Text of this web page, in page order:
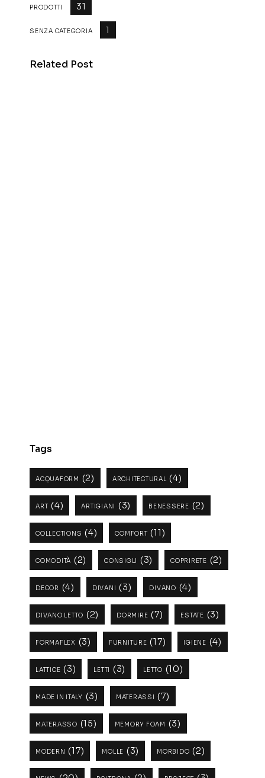
PRODOTTI 31
SENZA CATEGORIA 1
Related Post
Tags
ACQUAFORM (2) ARCHITECTURAL (4)
ART(4) ARTIGIANI (3) BENESSERE (2)
COLLECTIONS (4) COMFORT(11)
COMODITÀ (2) CONSIGLI (3) COPRIRETE (2)
DECOR (4) DIVANI (3) DIVANO (4)
DIVANO LETTO (2) DORMIRE (7) ESTATE (3)
FORMAFLEX (3) FURNITURE (17) IGIENE (4)
LATTICE (3) LETTI (3) LETTO (10)
MADE IN ITALY (3) MATERASSI (7)
MATERASSO (15) MEMORY FOAM (3)
MODERN (17) MOLLE (3) MORBIDO (2)